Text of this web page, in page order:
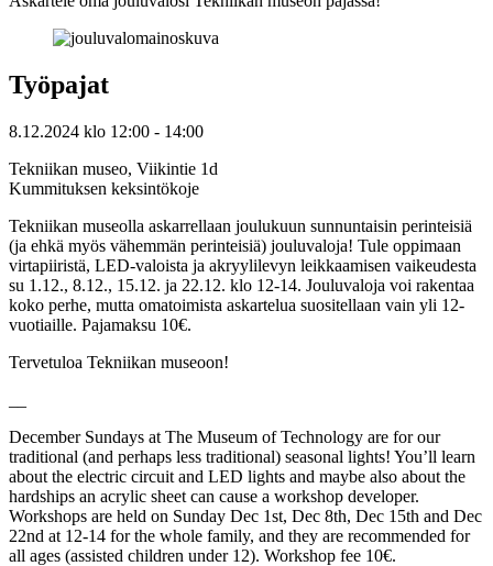
Työpajat
8.12.2024 klo 12:00 - 14:00
Tekniikan museo, Viikintie 1d
Kummituksen keksintökoje
Tekniikan museolla askarrellaan joulukuun sunnuntaisin perinteisiä
(ja ehkä myös vähemmän perinteisiä) jouluvaloja! Tule oppimaan
virtapiiristä, LED-valoista ja akryylilevyn leikkaamisen vaikeudesta
su 1.12., 8.12., 15.12. ja 22.12. klo 12-14. Jouluvaloja voi rakentaa
koko perhe, mutta omatoimista askartelua suositellaan vain yli 12-
vuotiaille. Pajamaksu 10€.
Tervetuloa Tekniikan museoon!
December Sundays at The Museum of Technology are for our
traditional (and perhaps less traditional) seasonal lights! You’ll learn
about the electric circuit and LED lights and maybe also about the
hardships an acrylic sheet can cause a workshop developer.
Workshops are held on Sunday Dec 1st, Dec 8th, Dec 15th and Dec
22nd at 12-14 for the whole family, and they are recommended for
all ages (assisted children under 12). Workshop fee 10€.